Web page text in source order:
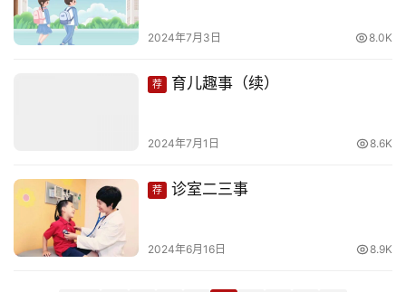
更
2024年7月3日 8.0K
荐 育儿趣事（续）
2024年7月1日 8.6K
荐 诊室二三事
2024年6月16日 8.9K